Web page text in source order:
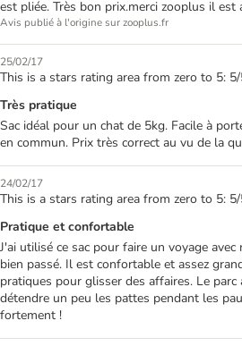
est pliée. Très bon prix.merci zooplus il est
Avis publié à l'origine sur zooplus.fr
25/02/17
This is a stars rating area from zero to 5:
Très pratique
Sac idéal pour un chat de 5kg. Facile à
en commun. Prix très correct au vu de la
24/02/17
This is a stars rating area from zero to 5:
Pratique et confortable
J'ai utilisé ce sac pour faire un voyage
bien passé. Il est confortable et assez
pratiques pour glisser des affaires. Le parc
détendre un peu les pattes pendant les
fortement !